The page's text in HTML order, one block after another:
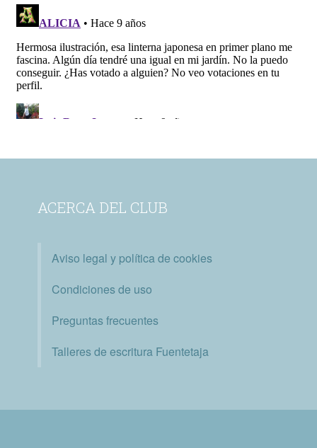
ACERCA DEL CLUB
Aviso legal y política de cookies
Condiciones de uso
Preguntas frecuentes
Talleres de escritura Fuentetaja